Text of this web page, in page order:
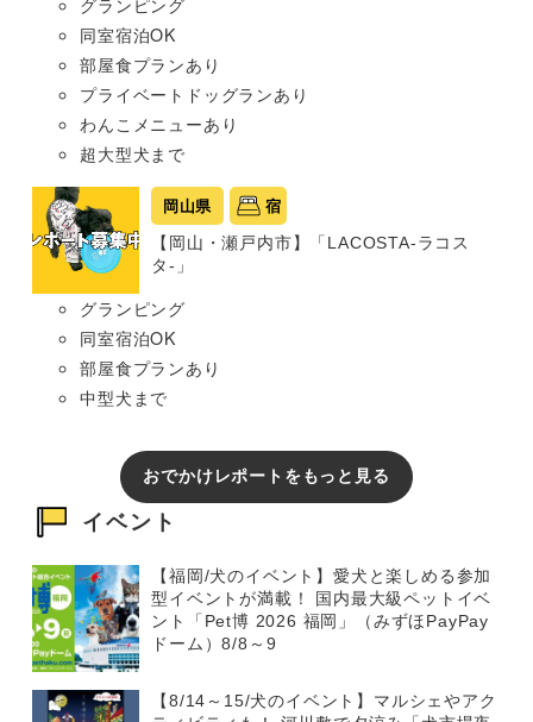
同室宿泊OK
部屋食プランあり
プライベートドッグランあり
わんこメニューあり
超大型犬まで
岡山県 宿
【岡山・瀬戸内市】「LACOSTA-ラコス
タ-」
グランピング
同室宿泊OK
部屋食プランあり
中型犬まで
おでかけレポートをもっと見る
イベント
【福岡/犬のイベント】愛犬と楽しめる参加
型イベントが満載！ 国内最大級ペットイベ
ント「Pet博 2026 福岡」（みずほPayPay
ドーム）8/8～9
【8/14～15/犬のイベント】マルシェやアク